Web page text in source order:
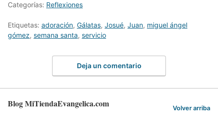
Categorías: Reflexiones
Etiquetas: adoración, Gálatas, Josué, Juan, miguel ángel
gómez, semana santa, servicio
Deja un comentario
Blog MiTiendaEvangelica.com Volver arriba